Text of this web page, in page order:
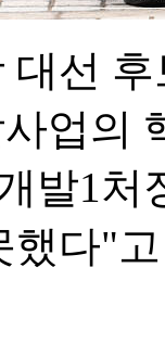
대선
업의
발1
했다"